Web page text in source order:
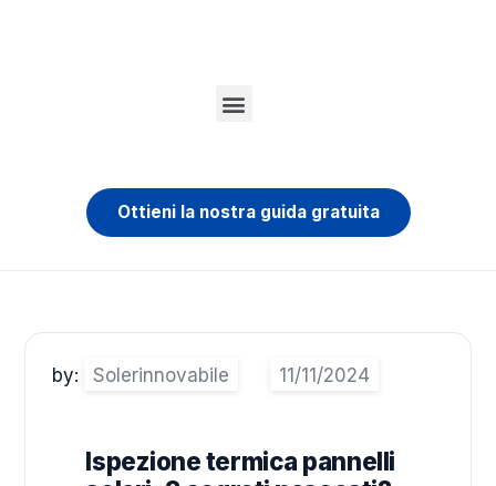
Ottieni la nostra guida gratuita
by: Solerinnovabile
Ispezione termica pannelli